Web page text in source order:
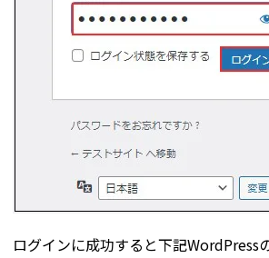
ログインに成功すると下記WordPress